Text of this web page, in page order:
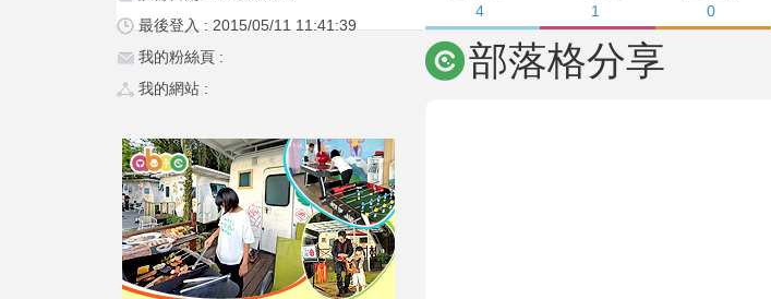
4
1
0
最後登入 : 2015/05/11 11:41:39
我的粉絲頁 :
我的網站 :
部落格分享